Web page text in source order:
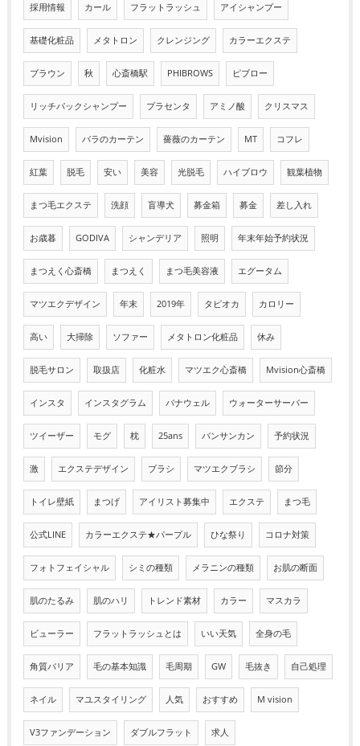
採用情報 カール フラットラッシュ アイシャンプー
基礎化粧品 メタトロン クレンジング カラーエクステ
ブラウン 秋 心斎橋駅 PHIBROWS ピブロー
リッチパックシャンプー プラセンタ アミノ酸 クリスマス
Mvision バラのカーテン 薔薇のカーテン MT コフレ
紅葉 脱毛 安い 美容 光脱毛 ハイブロウ 観葉植物
まつ毛エクステ 洗顔 盲導犬 募金箱 募金 差し入れ
お歳暮 GODIVA シャンデリア 照明 年末年始予約状況
まつえく心斎橋 まつえく まつ毛美容液 エグータム
マツエクデザイン 年末 2019年 タピオカ カロリー
高い 大掃除 ソファー メタトロン化粧品 休み
脱毛サロン 取扱店 化粧水 マツエク心斎橋 Mvision心斎橋
インスタ インスタグラム バナウェル ウォーターサーバー
ツイーザー モグ 枕 25ans バンサンカン 予約状況
激 エクステデザイン ブラシ マツエクブラシ 節分
トイレ壁紙 まつげ アイリスト募集中 エクステ まつ毛
公式LINE カラーエクステ★パープル ひな祭り コロナ対策
フォトフェイシャル シミの種類 メラニンの種類 お肌の断面
肌のたるみ 肌のハリ トレンド素材 カラー マスカラ
ビューラー フラットラッシュとは いい天気 全身の毛
角質バリア 毛の基本知識 毛周期 GW 毛抜き 自己処理
ネイル マユスタイリング 人気 おすすめ M vision
V3ファンデーション ダブルフラット 求人